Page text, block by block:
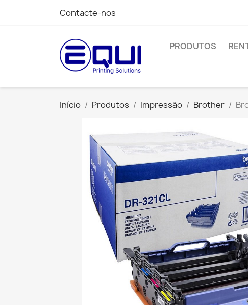
Contacte-nos
PRODUTOS
Início Produtos Impressão Brother